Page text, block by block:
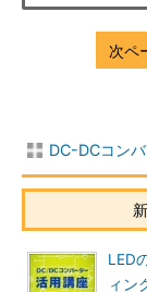
DC-DCコン
LED
ィン